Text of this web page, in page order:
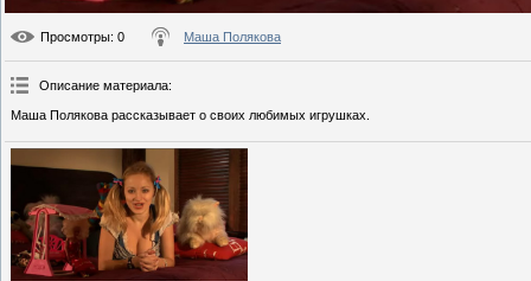
Просмотры: 0 Маша Полякова
Описание материала:
Маша Полякова рассказывает о своих любимых игрушках.